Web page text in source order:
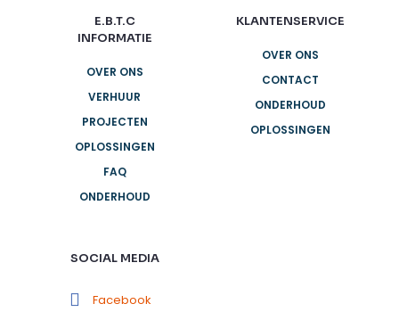
E.B.T.C
INFORMATIE
OVER ONS
VERHUUR
PROJECTEN
OPLOSSINGEN
FAQ
ONDERHOUD
KLANTENSERVICE
OVER ONS
CONTACT
ONDERHOUD
OPLOSSINGEN
SOCIAL MEDIA
Facebook